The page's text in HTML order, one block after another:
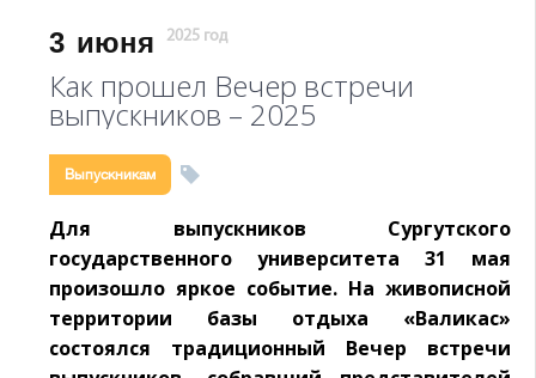
3 июня 2025 год
Как прошел Вечер встречи
выпускников – 2025
Выпускникам
Для выпускников Сургутского
государственного университета 31 мая
произошло яркое событие. На живописной
территории базы отдыха «Валикас»
состоялся традиционный Вечер встречи